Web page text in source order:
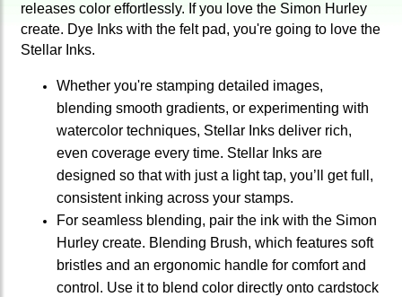
releases color effortlessly. If you love the Simon Hurley
create. Dye Inks with the felt pad, you're going to love the
Stellar Inks.
Whether you're stamping detailed images,
blending smooth gradients, or experimenting with
watercolor techniques, Stellar Inks deliver rich,
even coverage every time. Stellar Inks are
designed so that with just a light tap, you’ll get full,
consistent inking across your stamps.
For seamless blending, pair the ink with the Simon
Hurley create. Blending Brush, which features soft
bristles and an ergonomic handle for comfort and
control. Use it to blend color directly onto cardstock